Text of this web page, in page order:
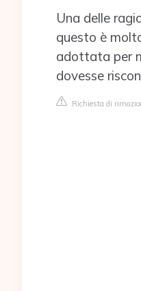
Una delle
questo è
adottata per
dovesse
Richiesta di